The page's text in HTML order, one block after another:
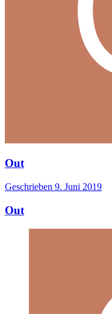
Out
Geschrieben 9. Juni 2019
Out